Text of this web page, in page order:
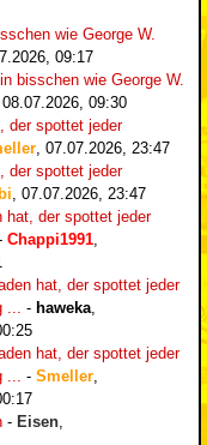
wie George W.
09:17
bisschen wie George W.
08.07.2026, 09:30
der spottet jeder
, 07.07.2026, 23:47
der spottet jeder
, 07.07.2026, 23:47
hat, der spottet jeder
Chappi1991,
hat, der spottet jeder
... - haweka,
hat, der spottet jeder
... - Smeller,
- Eisen,